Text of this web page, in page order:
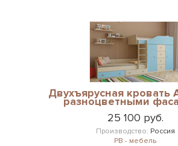
Двухъярусная кровать
разноцветными
25 100 руб.
Производство: Россия
РВ - мебель